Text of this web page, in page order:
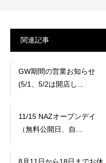
関連記事
GW期間の営業お知らせ
(5/1、5/2は開店し...
11/15 NAZオープンデイ
（無料公開日、自...